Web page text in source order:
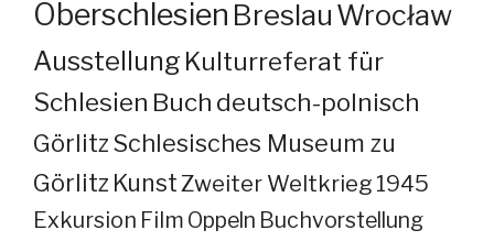
Oberschlesien Breslau Wrocław
Ausstellung Kulturreferat für
Schlesien Buch deutsch-polnisch
GörlitzSchlesisches Museum zu
Görlitz KunstZweiter Weltkrieg 1945
Exkursion Film Oppeln Buchvorstellung